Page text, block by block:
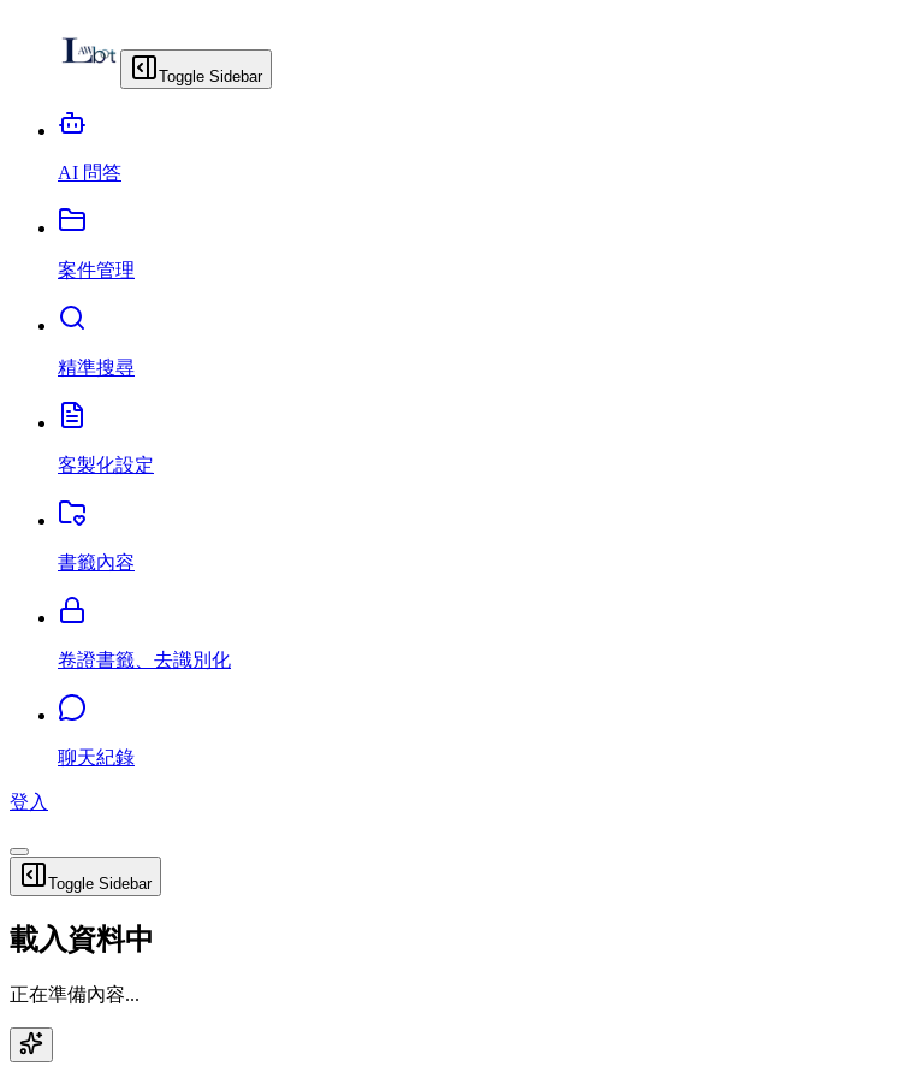
Toggle Sidebar
AI 問答
案件管理
精準搜尋
客製化設定
書籤內容
卷證書籤、去識別化
聊天紀錄
登入
Toggle Sidebar
載入資料中
正在準備內容...